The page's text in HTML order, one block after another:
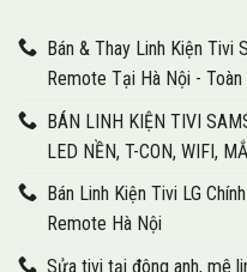
Bán & Thay Linh Kiện Tivi
Remote Tại Hà Nội - Toàn
BÁN LINH KIỆN TIVI
LED NỀN, T-CON, WIFI,
Bán Linh Kiện Tivi LG
Remote Hà Nội
Sửa tivi tại đông anh, mê